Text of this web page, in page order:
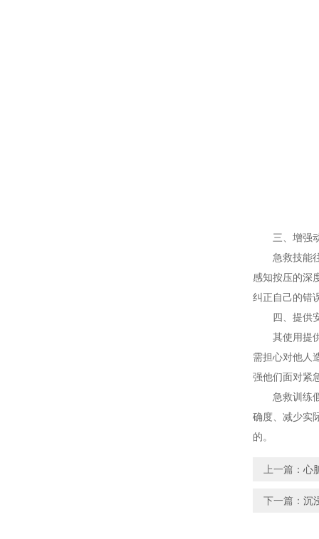
三、增强动
急救技能往
感知按压的深
纠正自己的错
四、提供安
其使用提供
需担心对他人
强他们面对紧
急救训练假
确度、减少实
的。
上一篇： 心
下一篇： 沉